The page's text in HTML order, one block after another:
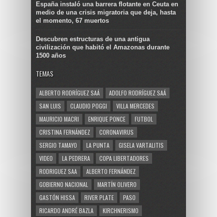
España instaló una barrera flotante en Ceuta en
medio de una crisis migratoria que deja, hasta
el momento, 67 muertos
Descubren estructuras de una antigua
civilización que habitó el Amazonas durante
1500 años
TEMAS
ALBERTO RODRÍGUEZ SAÁ
ADOLFO RODRÍGUEZ SAÁ
SAN LUIS
CLAUDIO POGGI
VILLA MERCEDES
MAURICIO MACRI
ENRIQUE PONCE
FUTBOL
CRISTINA FERNÁNDEZ
CORONAVIRUS
SERGIO TAMAYO
LA PUNTA
GISELA VARTALITIS
VIDEO
LA PEDRERA
COPA LIBERTADORES
RODRIGUEZ SAA
ALBERTO FERNÁNDEZ
GOBIERNO NACIONAL
MARTÍN OLIVERO
GASTÓN HISSA
RIVER PLATE
PASO
RICARDO ANDRÉ BAZLA
KIRCHNERISMO